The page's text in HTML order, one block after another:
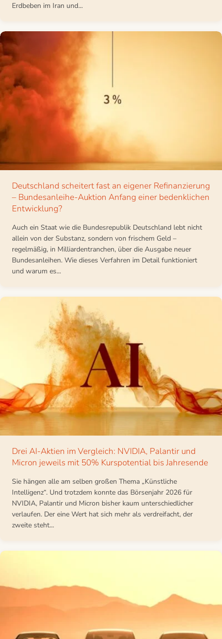
Erdbeben im Iran und...
Deutschland scheitert fast an eigener Refinanzierung
– Bundesanleihe-Auktion Anfang einer bedenklichen
Entwicklung?
Auch ein Staat wie die Bundesrepublik Deutschland lebt nicht
allein von der Substanz, sondern von frischem Geld –
regelmäßig, in Milliardentranchen, über die Ausgabe neuer
Bundesanleihen. Wie dieses Verfahren im Detail funktioniert
und warum es...
Drei AI-Aktien im Vergleich: NVIDIA, Palantir und
Micron jeweils mit 50% Kurspotential bis Jahresende
Sie hängen alle am selben großen Thema „Künstliche
Intelligenz“. Und trotzdem konnte das Börsenjahr 2026 für
NVIDIA, Palantir und Micron bisher kaum unterschiedlicher
verlaufen. Der eine Wert hat sich mehr als verdreifacht, der
zweite steht...